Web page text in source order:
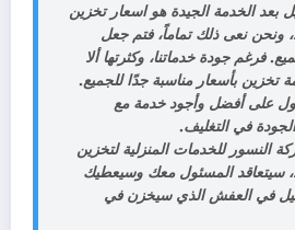
بعد الخدمة الجيدة هو اسعار تخزين
نعى ذلك تماماً، فتم جعل
فرغم جودة خدماتنا، وكثرتها ألا
تخزين بأسعار مناسبة جدًا للجميع.
على أفضل وأجود خدمة مع
في التغليف.
النسور للخدمات المنزلية لتخزين
المسئول معك وسيعطيك
في العفش الذي سيخزن في